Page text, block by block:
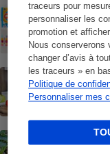
traceurs pour
personnaliser les
promotion et
Nous conserverons
changer d’avis à
les traceurs » en
Politique de
Personnaliser mes